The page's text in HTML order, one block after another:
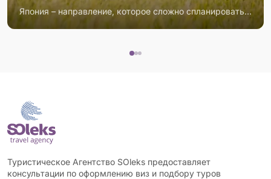
Япония – направление, которое сложно спланировать «на глаз»: здесь дорогой транспорт, жёсткая логика проездных и огромная разница в бюджете в зависимости от того, насколько продуман маршрут. Разбираем, как составить реалистичную поездку на 10–14 дней, когда JR Pass действительно окупается (а когда нет) и сколько денег закладывать в 2026 году.
Туристическое Агентство SOleks предоставляет
консультации по оформлению виз и подбору туров